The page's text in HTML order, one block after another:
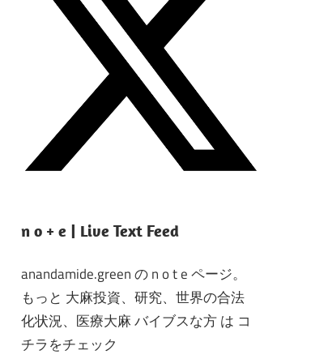
n o + e | Live Text Feed
anandamide.green の n o t e ページ。
もっと 大麻投資、研究、世界の合法
化状況、医療大麻 バイブスな方 は コ
チラをチェック